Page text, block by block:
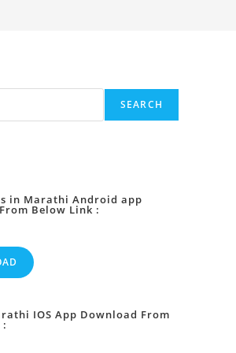
SEARCH
in Marathi Android app
Below Link :
IOS App Download From